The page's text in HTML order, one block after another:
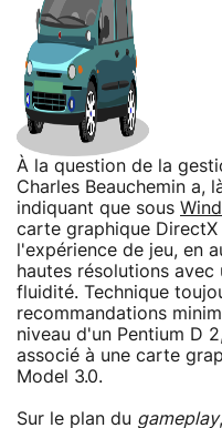
À la question de la
Charles Beauchemin a,
indiquant que sous
carte graphique
l'expérience de jeu, en
hautes résolutions
fluidité. Technique
recommandations
niveau d'un Pentium D
associé à une carte
Model 3.0.
Sur le plan du gameplay